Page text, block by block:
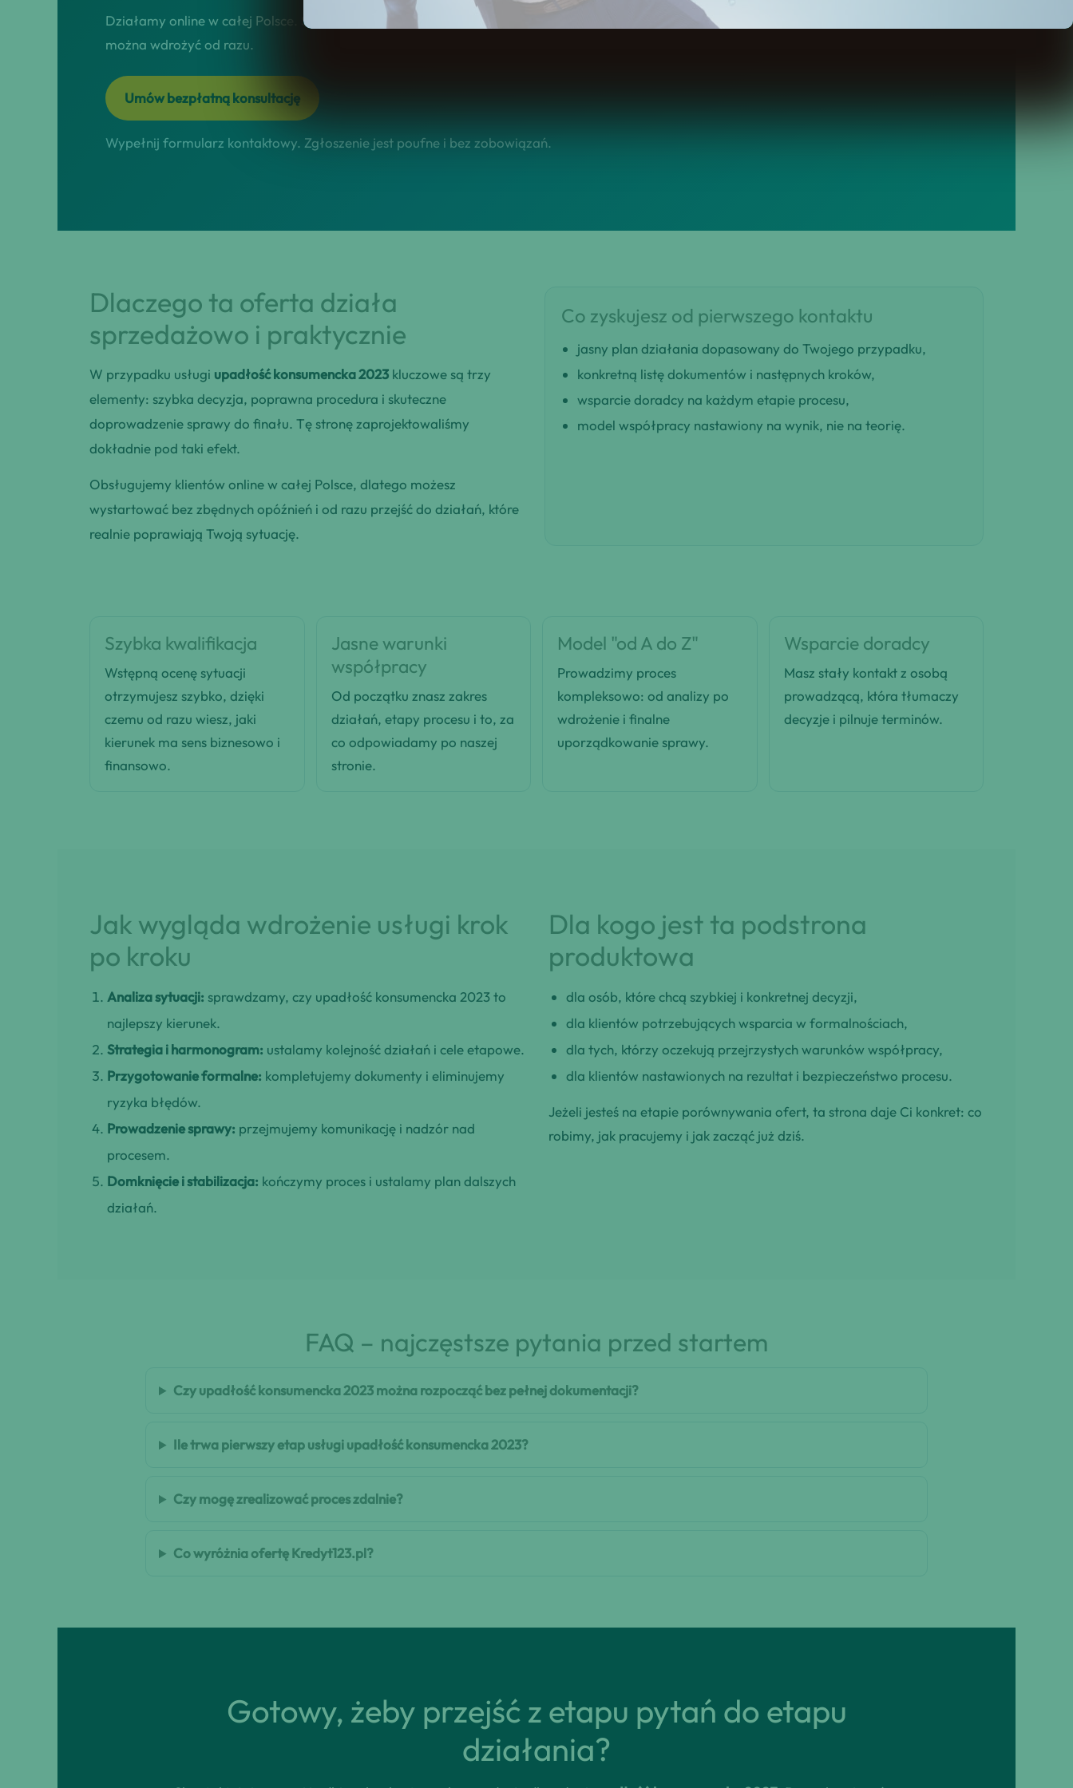
Działamy online w całej Polsce. Skupiamy się na tym, żebyś w krótkim czasie dostał klarowną rekomendację i plan decyzji, który
można wdrożyć od razu.
Umów bezpłatną konsultację
Wypełnij formularz kontaktowy. Zgłoszenie jest poufne i bez zobowiązań.
Dlaczego ta oferta działa
sprzedażowo i praktycznie
W przypadku usługi upadłość konsumencka 2023 kluczowe są trzy
elementy: szybka decyzja, poprawna procedura i skuteczne
doprowadzenie sprawy do finału. Tę stronę zaprojektowaliśmy
dokładnie pod taki efekt.
Obsługujemy klientów online w całej Polsce, dlatego możesz
wystartować bez zbędnych opóźnień i od razu przejść do działań, które
realnie poprawiają Twoją sytuację.
Co zyskujesz od pierwszego kontaktu
jasny plan działania dopasowany do Twojego przypadku,
konkretną listę dokumentów i następnych kroków,
wsparcie doradcy na każdym etapie procesu,
model współpracy nastawiony na wynik, nie na teorię.
Szybka kwalifikacja
Wstępną ocenę sytuacji
otrzymujesz szybko, dzięki
czemu od razu wiesz, jaki
kierunek ma sens biznesowo i
finansowo.
Jasne warunki
współpracy
Od początku znasz zakres
działań, etapy procesu i to, za
co odpowiadamy po naszej
stronie.
Model "od A do Z"
Prowadzimy proces
kompleksowo: od analizy po
wdrożenie i finalne
uporządkowanie sprawy.
Wsparcie doradcy
Masz stały kontakt z osobą
prowadzącą, która tłumaczy
decyzje i pilnuje terminów.
Jak wygląda wdrożenie usługi krok
po kroku
Analiza sytuacji: sprawdzamy, czy upadłość konsumencka 2023 to
najlepszy kierunek.
Strategia i harmonogram: ustalamy kolejność działań i cele etapowe.
Przygotowanie formalne: kompletujemy dokumenty i eliminujemy
ryzyka błędów.
Prowadzenie sprawy: przejmujemy komunikację i nadzór nad
procesem.
Domknięcie i stabilizacja: kończymy proces i ustalamy plan dalszych
działań.
Dla kogo jest ta podstrona
produktowa
dla osób, które chcą szybkiej i konkretnej decyzji,
dla klientów potrzebujących wsparcia w formalnościach,
dla tych, którzy oczekują przejrzystych warunków współpracy,
dla klientów nastawionych na rezultat i bezpieczeństwo procesu.
Jeżeli jesteś na etapie porównywania ofert, ta strona daje Ci konkret: co
robimy, jak pracujemy i jak zacząć już dziś.
FAQ – najczęstsze pytania przed startem
Czy upadłość konsumencka 2023 można rozpocząć bez pełnej dokumentacji?
Ile trwa pierwszy etap usługi upadłość konsumencka 2023?
Czy mogę zrealizować proces zdalnie?
Co wyróżnia ofertę Kredyt123.pl?
Gotowy, żeby przejść z etapu pytań do etapu
działania?